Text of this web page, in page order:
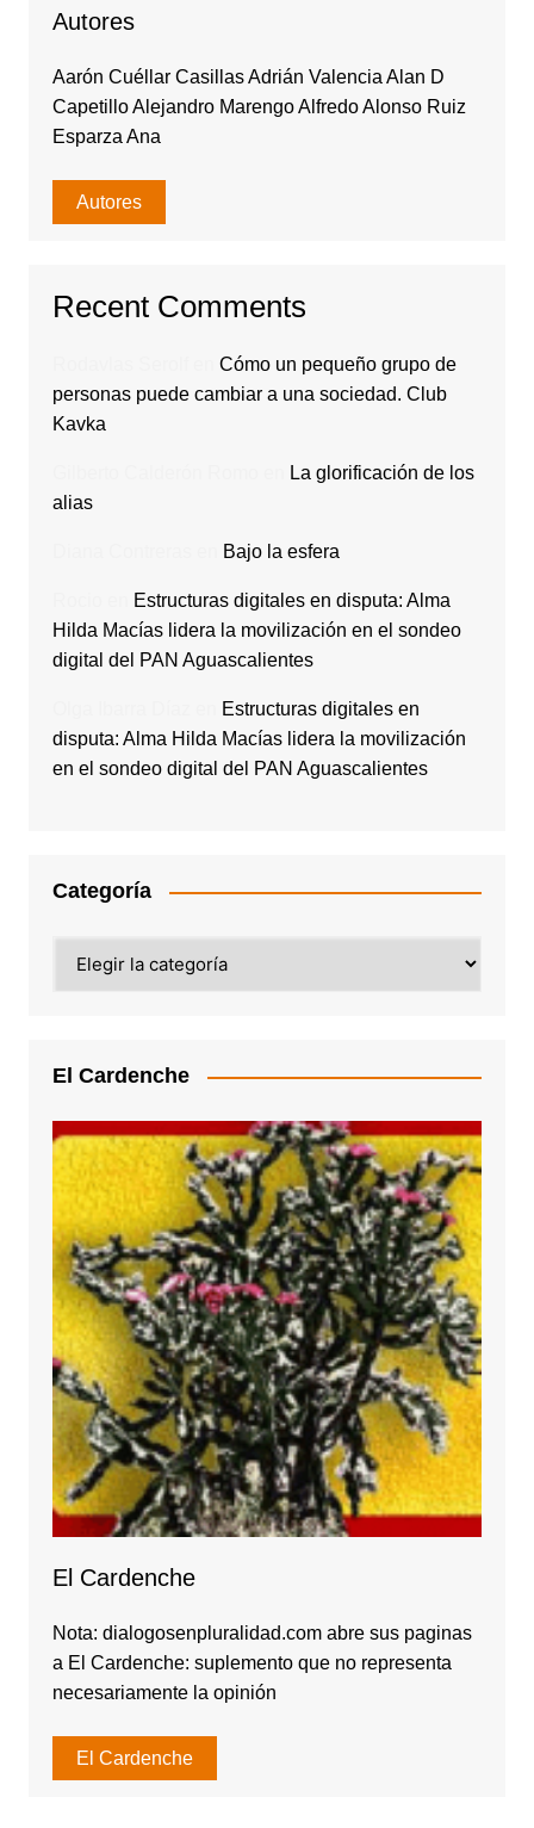
Autores
Aarón Cuéllar Casillas Adrián Valencia Alan D
Capetillo Alejandro Marengo Alfredo Alonso Ruiz
Esparza Ana
Autores
Recent Comments
Cómo un pequeño grupo de
personas puede cambiar a una sociedad. Club
Kavka
La glorificación de los
alias
Bajo la esfera
Estructuras digitales en disputa: Alma
Hilda Macías lidera la movilización en el sondeo
digital del PAN Aguascalientes
Estructuras digitales en
disputa: Alma Hilda Macías lidera la movilización
en el sondeo digital del PAN Aguascalientes
Categoría
El Cardenche
El Cardenche
Nota: dialogosenpluralidad.com abre sus paginas
a El Cardenche: suplemento que no representa
necesariamente la opinión
El Cardenche